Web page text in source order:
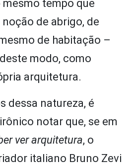
tempo que
de abrigo, de
de habitação –
modo, como
arquitetura.
dessa natureza, é
notar que, se em
ver arquitetura, o
italiano Bruno Zevi